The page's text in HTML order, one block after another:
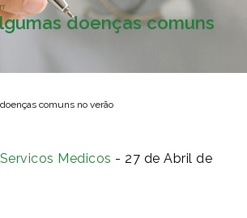
doenças comuns no verão
doenças comuns
Medicos - 27 de Abril de